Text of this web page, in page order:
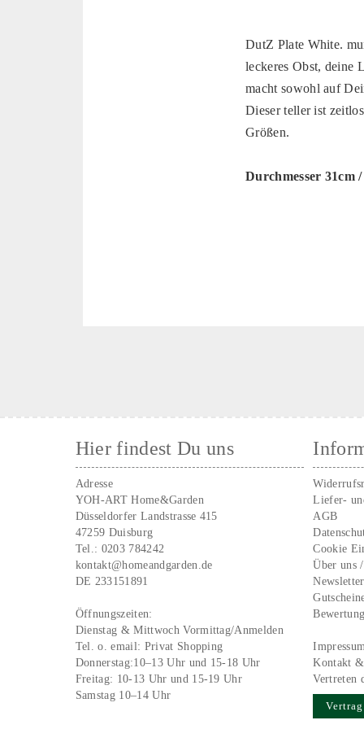
DutZ Plate White.
leckeres Obst, deine
macht sowohl auf
Dieser teller ist
Größen.
Durchmesser 31cm
Hier findest Du uns
Adresse
YOH-ART Home&Garden
Düsseldorfer Landstrasse 415
47259 Duisburg
Tel.: 0203 784242
kontakt@homeandgarden.de
DE 233151891
Öffnungszeiten:
Dienstag & Mittwoch Vormittag/Anmelden
Tel. o. email: Privat Shopping
Donnerstag:10–13 Uhr und 15-18 Uhr
Freitag: 10-13 Uhr und 15-19 Uhr
Samstag 10–14 Uhr
Liefer-
AGB
Cookie
Über uns
Newsletter
Kontakt
Vertreten